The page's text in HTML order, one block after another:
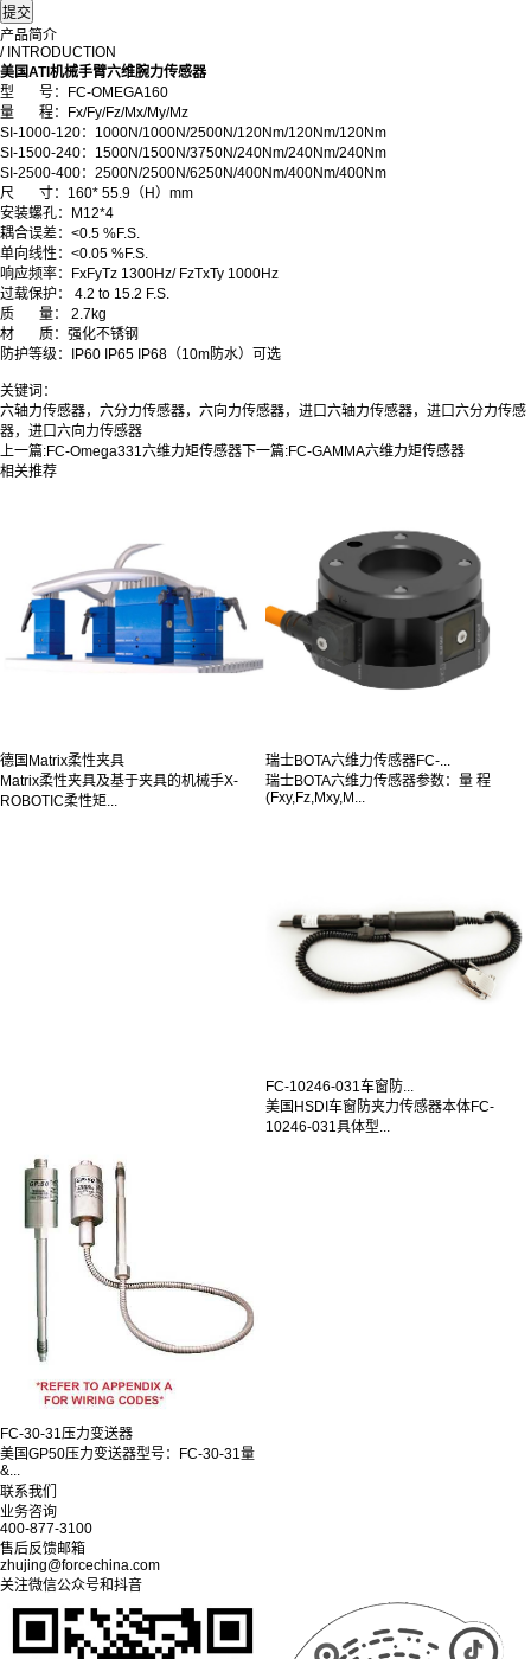
产品简介
/ INTRODUCTION
美国ATI机械手臂六维腕力传感器
型
号：FC-OMEGA160
量
程：Fx/Fy/Fz/Mx/My/Mz
SI-1000-120：1000N/1000N/2500N/120Nm/120Nm/120Nm
SI-1500-240：1500N/1500N/3750N/240Nm/240Nm/240Nm
SI-2500-400：2500N/2500N/6250N/400Nm/400Nm/400Nm
尺 寸：160* 55.9（H）mm
安装螺孔：
M12*4
耦合误差： <0.5 %F.S.
单向线性 ： <0.05 %F.S.
响应频率：
FxFyTz 1300Hz/ FzTxTy 1000Hz
过载保护 ：
4.2 to 15.2 F.S.
质 量：
2.7kg
材 质： 强化不锈钢
防护等级 ： IP60 IP65 IP68（10m防水）可选
关键词：
六轴力传感器，六分力传感器，六向力传感器，进口六轴力传感器，进口六分力传感
器，进口六向力传感器
上一篇:FC-Omega331六维力矩传感器 下一篇:FC-GAMMA六维力矩传感器
相关推荐
德国Matrix柔性夹具
Matrix柔性夹具及基于夹具的机械手X-
ROBOTIC柔性矩...
瑞士BOTA六维力传感器FC-...
瑞士BOTA六维力传感器参数：量 程
(Fxy,Fz,Mxy,M...
FC-10246-031车窗防...
美国HSDI车窗防夹力传感器本体FC-
10246-031具体型...
FC-30-31压力变送器
美国GP50压力变送器型号：FC-30-31量
&...
联系我们
业务咨询
400-877-3100
售后反馈邮箱
zhujing@forcechina.com
关注微信公众号和抖音